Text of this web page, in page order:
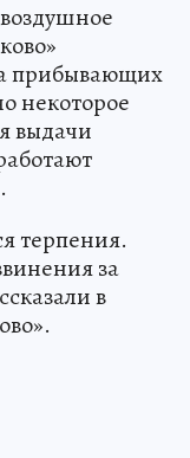
прибывающих
некоторое
выдачи
терпения.
за
в